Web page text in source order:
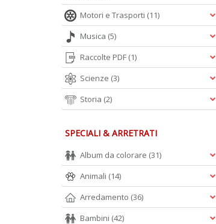
Digitale
3.00 €
Geometrie, La Magia Dei
Trafori
5.90 € 3.00 €
Motori e Trasporti (11)
Musica (5)
Raccolte PDF (1)
Scienze (3)
Storia (2)
SPECIALI & ARRETRATI
Album da colorare (31)
Animali (14)
Arredamento (36)
Bambini (42)